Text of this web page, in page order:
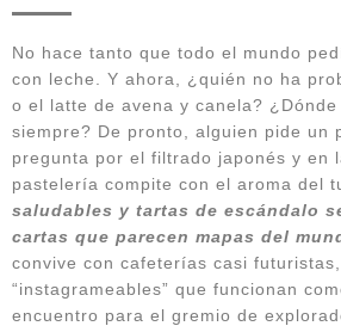
No hace tanto que todo el mundo
con leche. Y ahora, ¿quién no ha
o el latte de avena y canela?
siempre? De pronto, alguien pide un
pregunta por el filtrado japonés y en
pastelería compite con el aroma del
saludables y tartas de escándalo
cartas que parecen mapas del
convive con cafeterías casi
“instagrameables” que funcionan
encuentro para el gremio de